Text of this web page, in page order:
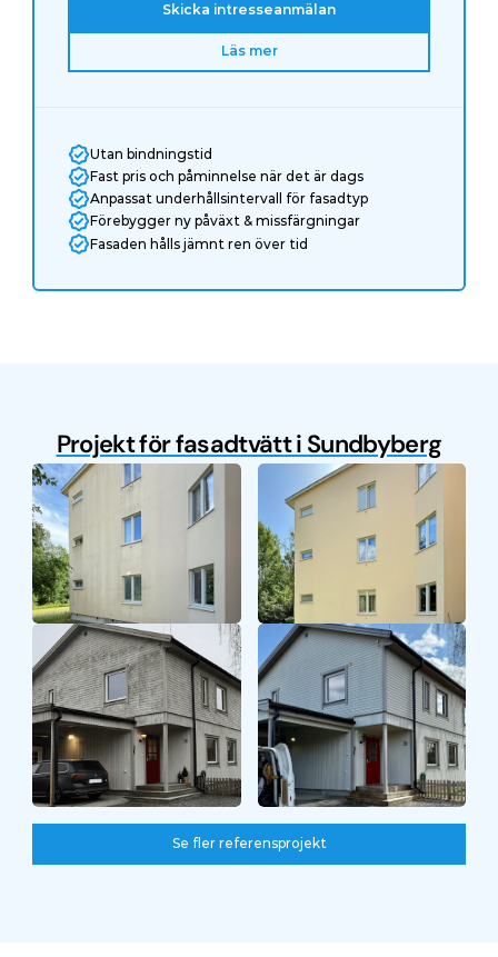
Skicka intresseanmälan
Läs mer
Utan bindningstid
Fast pris och påminnelse när det är dags
Anpassat underhållsintervall för fasadtyp
Förebygger ny påväxt & missfärgningar
Fasaden hålls jämnt ren över tid
Projekt för fasadtvätt i Sundbyberg
Före
Efter
Efter
Se fler referensprojekt